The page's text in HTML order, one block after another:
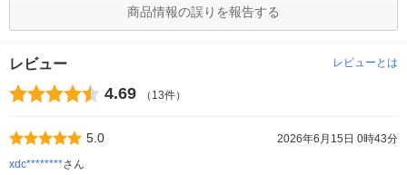
商品情報の誤りを報告する
レビュー レビューとは
4.69 （13件）
5.0
2026年6月15日 0時43分
xdc********さん